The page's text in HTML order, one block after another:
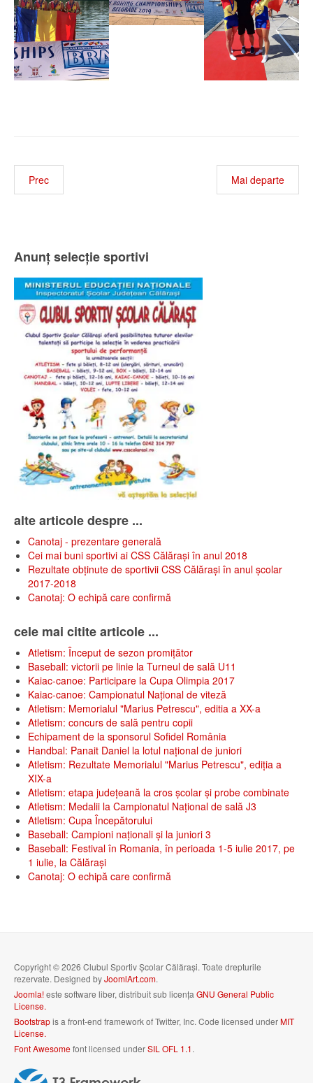
Prec Mai departe
Anunț selecție sportivi
alte articole despre ...
Canotaj - prezentare generală
Cei mai buni sportivi ai CSS Călărași în anul 2018
Rezultate obținute de sportivii CSS Călărași în anul școlar
2017-2018
Canotaj: O echipă care confirmă
cele mai citite articole ...
Atletism: Început de sezon promițător
Baseball: victorii pe linie la Turneul de sală U11
Kaiac-canoe: Participare la Cupa Olimpia 2017
Kaiac-canoe: Campionatul Național de viteză
Atletism: Memorialul "Marius Petrescu", editia a XX-a
Atletism: concurs de sală pentru copii
Echipament de la sponsorul Sofidel România
Handbal: Panait Daniel la lotul național de juniori
Atletism: Rezultate Memorialul "Marius Petrescu", ediția a
XIX-a
Atletism: etapa județeană la cros școlar și probe combinate
Atletism: Medalii la Campionatul Național de sală J3
Atletism: Cupa Începătorului
Baseball: Campioni naționali și la juniori 3
Baseball: Festival în Romania, în perioada 1-5 iulie 2017, pe
1 iulie, la Călăraşi
Canotaj: O echipă care confirmă
Copyright © 2026 Clubul Sportiv Școlar Călărași. Toate drepturile
rezervate. Designed byJoomlArt.com.
Joomla!este software liber, distribuit sub licența GNU General Public
License.
Bootstrapis a front-end framework of Twitter, Inc. Code licensed underMIT
License.
Font Awesomefont licensed underSIL OFL 1.1.